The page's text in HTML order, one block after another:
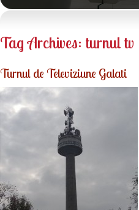
Tag Archives: turnul tv
Turnul de Televiziune Galati